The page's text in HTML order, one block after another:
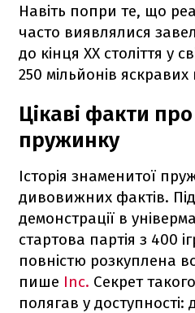
Навіть попри те, що
часто виявлялися
до кінця XX століття у
250 мільйонів
Цікаві факти
пружинку
Історія знаменитої
дивовижних фактів.
демонстрації в
стартова партія з 400
повністю розкуплена
пише Inc. Секрет
полягав у доступності: